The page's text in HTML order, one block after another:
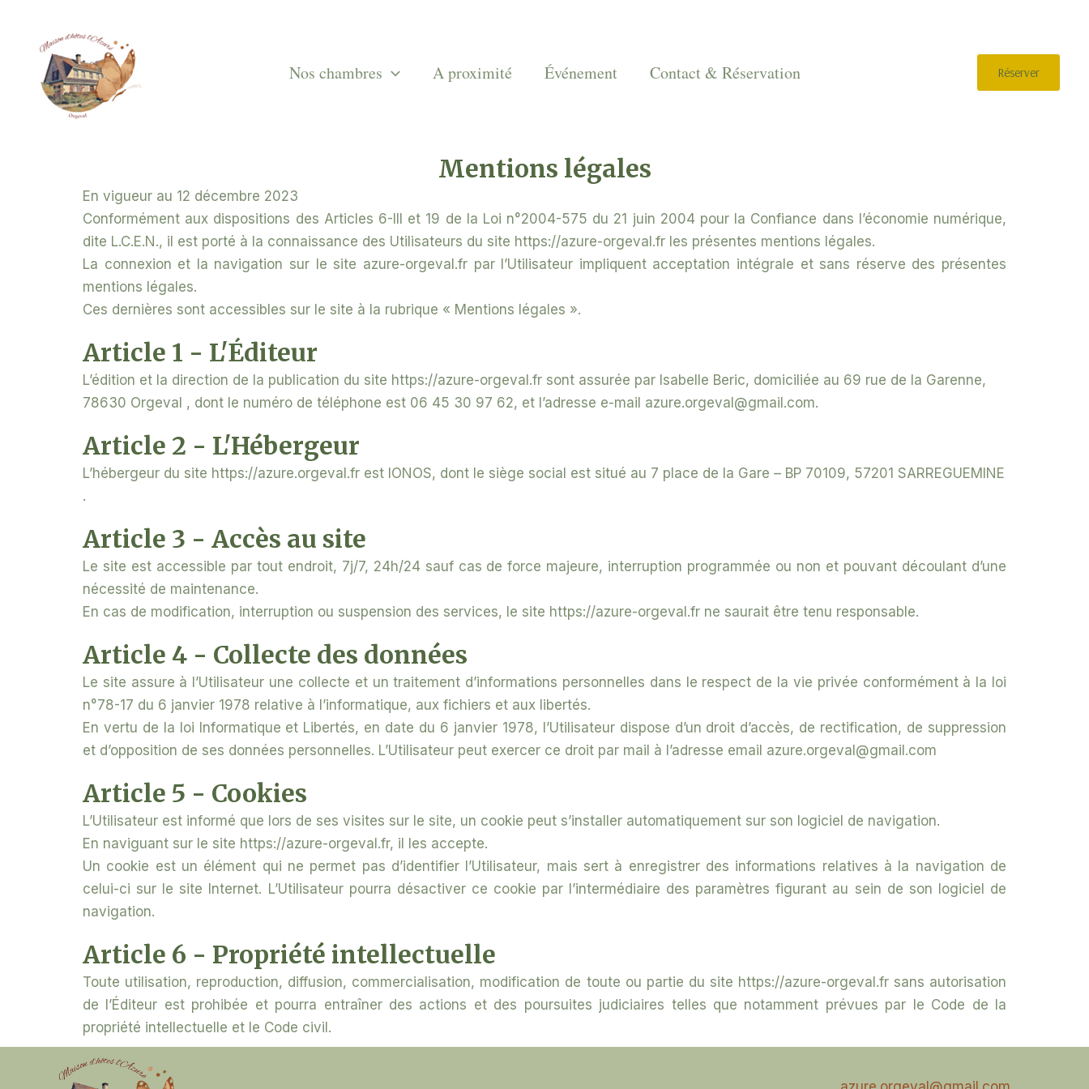
contenu
Nos chambres A proximité Événement Contact & Réservation Réserver
Mentions légales
En vigueur au 12 décembre 2023
Conformément aux dispositions des Articles 6-III et 19 de la Loi n°2004-575 du 21 juin 2004 pour la Confiance dans l’économie numérique,
dite L.C.E.N., il est porté à la connaissance des Utilisateurs du site https://azure-orgeval.fr les présentes mentions légales.
La connexion et la navigation sur le site azure-orgeval.fr par l’Utilisateur impliquent acceptation intégrale et sans réserve des présentes
mentions légales.
Ces dernières sont accessibles sur le site à la rubrique « Mentions légales ».
Article 1 - L'Éditeur
L’édition et la direction de la publication du site https://azure-orgeval.fr sont assurée par Isabelle Beric, domiciliée au 69 rue de la Garenne,
78630 Orgeval , dont le numéro de téléphone est 06 45 30 97 62, et l’adresse e-mail azure.orgeval@gmail.com.
Article 2 - L'Hébergeur
L’hébergeur du site https://azure.orgeval.fr est IONOS, dont le siège social est situé au 7 place de la Gare – BP 70109, 57201 SARREGUEMINE
.
Article 3 - Accès au site
Le site est accessible par tout endroit, 7j/7, 24h/24 sauf cas de force majeure, interruption programmée ou non et pouvant découlant d’une
nécessité de maintenance.
En cas de modification, interruption ou suspension des services, le site https://azure-orgeval.fr ne saurait être tenu responsable.
Article 4 - Collecte des données
Le site assure à l’Utilisateur une collecte et un traitement d’informations personnelles dans le respect de la vie privée conformément à la loi
n°78-17 du 6 janvier 1978 relative à l’informatique, aux fichiers et aux libertés.
En vertu de la loi Informatique et Libertés, en date du 6 janvier 1978, l’Utilisateur dispose d’un droit d’accès, de rectification, de suppression
et d’opposition de ses données personnelles. L’Utilisateur peut exercer ce droit par mail à l’adresse email azure.orgeval@gmail.com
Article 5 - Cookies
L’Utilisateur est informé que lors de ses visites sur le site, un cookie peut s’installer automatiquement sur son logiciel de navigation.
En naviguant sur le site https://azure-orgeval.fr, il les accepte.
Un cookie est un élément qui ne permet pas d’identifier l’Utilisateur, mais sert à enregistrer des informations relatives à la navigation de
celui-ci sur le site Internet. L’Utilisateur pourra désactiver ce cookie par l’intermédiaire des paramètres figurant au sein de son logiciel de
navigation.
Article 6 - Propriété intellectuelle
Toute utilisation, reproduction, diffusion, commercialisation, modification de toute ou partie du site https://azure-orgeval.fr sans autorisation
de l’Éditeur est prohibée et pourra entraîner des actions et des poursuites judiciaires telles que notamment prévues par le Code de la
propriété intellectuelle et le Code civil.